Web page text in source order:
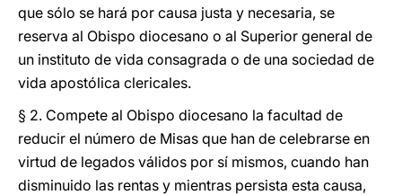
que sólo se hará por causa justa y necesaria, se
reserva al Obispo diocesano o al Superior general de
un instituto de vida consagrada o de una sociedad de
vida apostólica clericales.
§ 2. Compete al Obispo diocesano la facultad de
reducir el número de Misas que han de celebrarse en
virtud de legados válidos por sí mismos, cuando han
disminuido las rentas y mientras persista esta causa,